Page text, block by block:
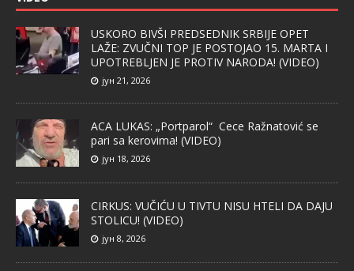
USKORO BIVŠI PREDSEDNIK SRBIJE OPET
LAŽE: ZVUČNI TOP JE POSTOJAO 15. MARTA I
UPOTREBLJEN JE PROTIV NARODA! (VIDEO)
јун 21, 2026
ACA LUKAS: „Portparol“ Cece Ražnatović se
pari sa kerovima! (VIDEO)
јун 18, 2026
CIRKUS: VUČIĆU U TIVTU NISU HTELI DA DAJU
STOLICU! (VIDEO)
јун 8, 2026